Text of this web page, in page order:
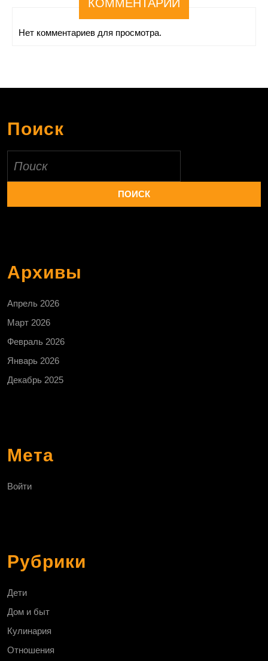
КОММЕНТАРИИ
Нет комментариев для просмотра.
Поиск
Архивы
Апрель 2026
Март 2026
Февраль 2026
Январь 2026
Декабрь 2025
Мета
Войти
Рубрики
Дети
Дом и быт
Кулинария
Отношения